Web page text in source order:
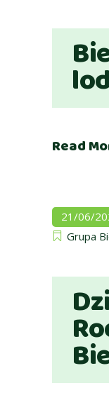
Read
21/06/
Grupa